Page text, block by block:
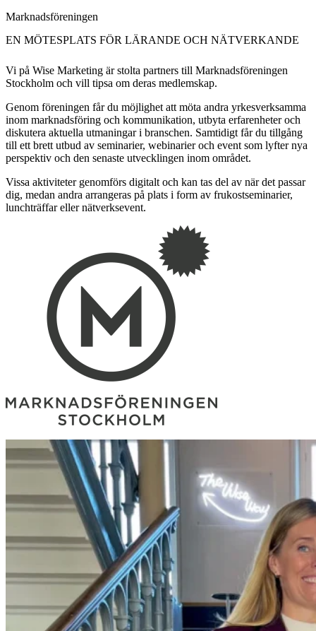
Marknadsföreningen
EN MÖTESPLATS FÖR LÄRANDE OCH NÄTVERKANDE
Vi på Wise Marketing är stolta partners till Marknadsföreningen
Stockholm och vill tipsa om deras medlemskap.
Genom föreningen får du möjlighet att möta andra yrkesverksamma
inom marknadsföring och kommunikation, utbyta erfarenheter och
diskutera aktuella utmaningar i branschen. Samtidigt får du tillgång
till ett brett utbud av seminarier, webinarier och event som lyfter nya
perspektiv och den senaste utvecklingen inom området.
Vissa aktiviteter genomförs digitalt och kan tas del av när det passar
dig, medan andra arrangeras på plats i form av frukostseminarier,
lunchträffar eller nätverksevent.